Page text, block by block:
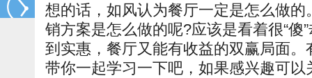
想的话，如风认为餐厅一定是怎么做
销方案是怎么做的呢?应该是看着很“傻
到实惠，餐厅又能有收益的双赢局面
带你一起学习一下吧，如果感兴趣可